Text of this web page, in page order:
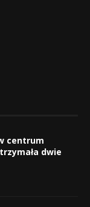
centrum
dwie